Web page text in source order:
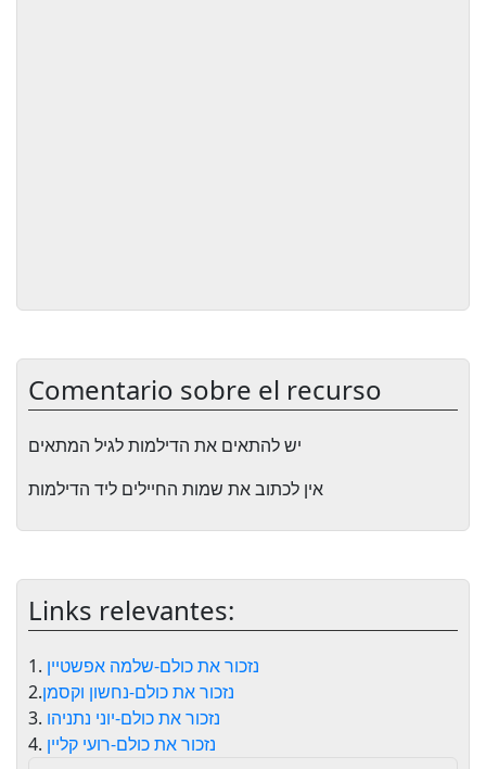
Comentario sobre el recurso
יש להתאים את הדילמות לגיל המתאים
אין לכתוב את שמות החיילים ליד הדילמות
Links relevantes:
1. נזכור את כולם-שלמה אפשטיין
2.נזכור את כולם-נחשון וקסמן
3. נזכור את כולם-יוני נתניהו
4. נזכור את כולם-רועי קליין